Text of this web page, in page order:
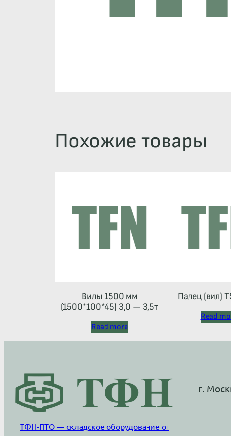
Похожие товары
Вилы 1500 мм
(1500*100*45) 3,0 — 3,5т
Read more
Палец (вил)
Read
ТФН-ПТО — складское оборудование от
г.